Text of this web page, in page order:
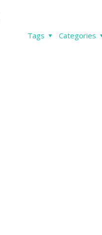
Categories
Tags